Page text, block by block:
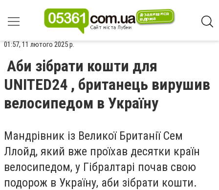
01:57, 11 лютого 2025 р.
Аби зібрати кошти для
UNITED24 , британець вирушив
велосипедом в Україну
Мандрівник із Великої Британії Сем
Ллойд, який вже проїхав десятки країн
велосипедом, у Гібралтарі почав свою
подорож в Україну, аби зібрати кошти.